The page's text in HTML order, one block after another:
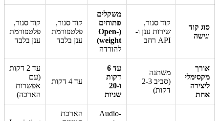
סוג קוד
וגישה
קוד סגור,
שירות ענן ו-
API רחב
משקלים
פתוחים
(Open-
weight)
להורדה
קוד סגור,
פלטפורמת
ענן בלבד
קוד סגור,
פלטפורמת
ענן בלבד
אורך
מקסימלי
ליצירה
אחת
משתנה
(סביב 2-3
דקות)
עד 6
דקות
ו-20
שניות
עד 4 דקות
עד 2 דקות
(עם
אפשרות
הארכה)
Audio-
הארכת